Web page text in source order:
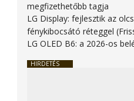
megfizethetőbb tagja
LG Display: fejlesztik az
fénykibocsátó réteggel
LG OLED B6: a 2026-os
HIRDETÉS